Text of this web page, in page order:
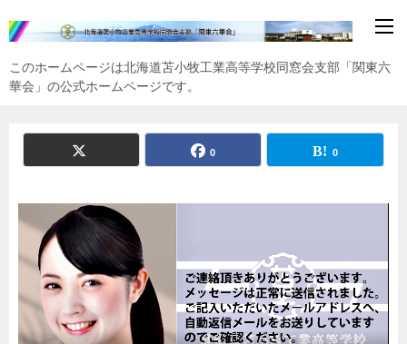
このホームページは北海道苫小牧工業高等学校同窓会支部「関東六
華会」の公式ホームページです。
0 0